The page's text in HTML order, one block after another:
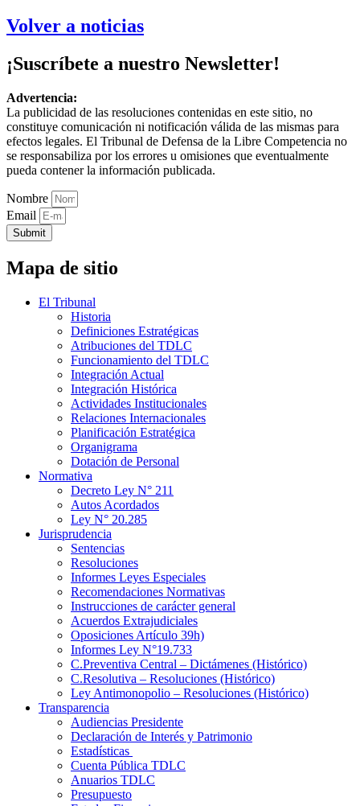
Volver a noticias
¡Suscríbete a nuestro Newsletter!
Advertencia:
La publicidad de las resoluciones contenidas en este sitio, no
constituye comunicación ni notificación válida de las mismas para
efectos legales. El Tribunal de Defensa de la Libre Competencia no
se responsabiliza por los errores u omisiones que eventualmente
pueda contener la información publicada.
Nombre
Email
Submit
Mapa de sitio
El Tribunal
Historia
Definiciones Estratégicas
Atribuciones del TDLC
Funcionamiento del TDLC
Integración Actual
Integración Histórica
Actividades Institucionales
Relaciones Internacionales
Planificación Estratégica
Organigrama
Dotación de Personal
Normativa
Decreto Ley N° 211
Autos Acordados
Ley N° 20.285
Jurisprudencia
Sentencias
Resoluciones
Informes Leyes Especiales
Recomendaciones Normativas
Instrucciones de carácter general
Acuerdos Extrajudiciales
Oposiciones Artículo 39h)
Informes Ley N°19.733
C.Preventiva Central – Dictámenes (Histórico)
C.Resolutiva – Resoluciones (Histórico)
Ley Antimonopolio – Resoluciones (Histórico)
Transparencia
Audiencias Presidente
Declaración de Interés y Patrimonio
Estadísticas
Cuenta Pública TDLC
Anuarios TDLC
Presupuesto